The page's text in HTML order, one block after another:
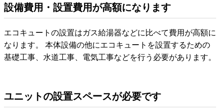
設備費用・設置費用が高額になります
エコキュートの設置はガス給湯器などに比べて費用が高額に
なります。 本体設備の他にエコキュートを設置するための
基礎工事、水道工事、電気工事などを行う必要があります。
ユニットの設置スペースが必要です